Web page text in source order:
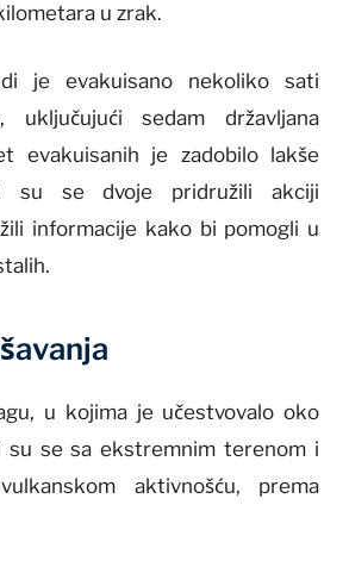
u zrak.
je evakuisano nekoliko sati
uključujući sedam državljana
evakuisanih je zadobilo lakše
su se dvoje pridružili akciji
informacije kako bi pomogli u
u kojima je učestvovalo oko
su se sa ekstremnim terenom i
aktivnošću, prema